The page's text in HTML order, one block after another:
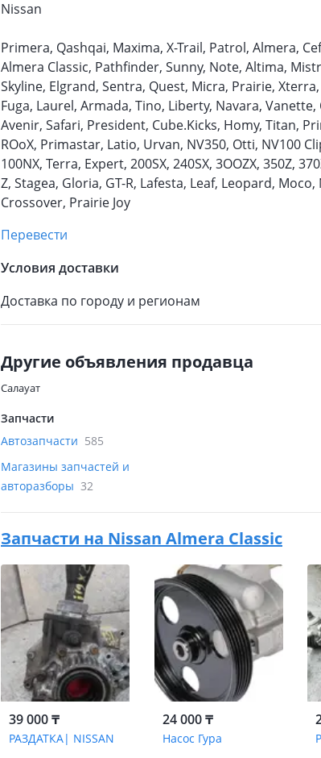
Nissan
Primera, Qashqai, Maxima, X-Trail, Patrol, Almera,
Almera Classic, Pathfinder, Sunny, Note, Altima,
Skyline, Elgrand, Sentra, Quest, Micra, Prairie,
Fuga, Laurel, Armada, Tino, Liberty, Navara,
Avenir, Safari, President, Cube.Kicks, Homy, Titan,
ROoX, Primastar, Latio, Urvan, NV350, Otti, NV100
100NX, Terra, Expert, 200SX, 240SX, 3OOZX, 350Z,
Z, Stagea, Gloria, GT-R, Lafesta, Leaf, Leopard,
Crossover, Prairie Joy
Перевести
Условия доставки
Доставка по городу и регионам
Другие объявления продавца
Салауат
Запчасти
Автозапчасти 585
Магазины запчастей и
авторазборы 32
Запчасти на Nissan Almera Classic
39 000 ₸
РАЗДАТКА| NISSAN
24 000 ₸
Насос Гура